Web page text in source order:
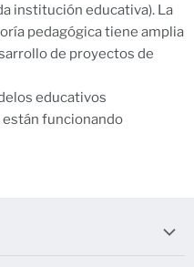
institución educativa). La
pedagógica tiene amplia
de proyectos de
educativos
funcionando